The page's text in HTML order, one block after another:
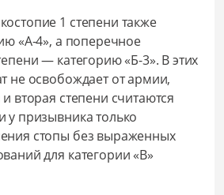
1 степени также
«А-4», а поперечное
— категорию «Б-3». В этих
не освобождает от армии,
вторая степени считаются
призывника только
стопы без выраженных
для категории «В»